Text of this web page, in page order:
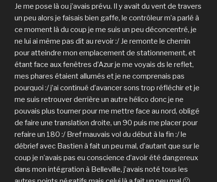
Je me pose là ou j’avais prévu. Il y avait du vent de travers
un peu alors je faisais bien gaffe, le contrôleur m’a parlé à
ce moment là du coup je me suis un peu déconcentré, je
ne lui ai même pas dit au revoir :/ Je remonte le chemin
pour atteindre mon emplacement de stationnement, et
étant face aux fenêtres d’Azur je me voyais ds le reflet,
mes phares étaient allumés et je ne comprenais pas
pourquoi :/ j’ai continué d’avancer sons trop réfléchir et je
me suis retrouver derrière un autre hélico donc je ne
pouvais plus tourner pour me mettre face au nord, obligé
de faire une translation droite, un 90 puis me placer pour
refaire un 180 :/ Bref mauvais vol du début à la fin :/ le
débrief avec Bastien à fait un peu mal, d’autant que sur le
coup je n’avais pas eu conscience d’avoir été dangereux
dans mon intégration à Belleville, j’avais noté tous les